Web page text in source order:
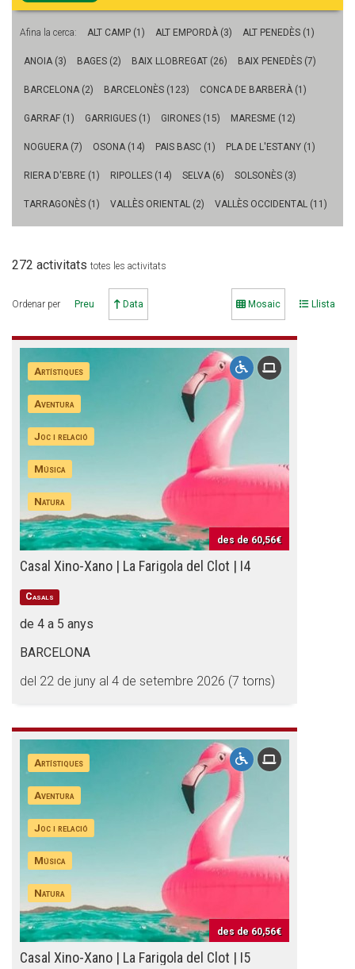
Afina la cerca: ALT CAMP (1) ALT EMPORDÀ (3) ALT PENEDÈS (1)
ANOIA (3) BAGES (2) BAIX LLOBREGAT (26) BAIX PENEDÈS (7)
BARCELONA (2) BARCELONÈS (123) CONCA DE BARBERÀ (1)
GARRAF (1) GARRIGUES (1) GIRONES (15) MARESME (12)
NOGUERA (7) OSONA (14) PAIS BASC (1) PLA DE L'ESTANY (1)
RIERA D'EBRE (1) RIPOLLES (14) SELVA (6) SOLSONÈS (3)
TARRAGONÈS (1) VALLÈS ORIENTAL (2) VALLÈS OCCIDENTAL (11)
272 activitats totes les activitats
Ordenar per Preu Data Mosaic Llista
Artístiques
Aventura
Joc i relació
Música
Natura
des de 60,56€
Casal Xino-Xano | La Farigola del Clot | I4
Casals
de 4 a 5 anys
BARCELONA
del 22 de juny al 4 de setembre 2026 (7 torns)
Artístiques
Aventura
Joc i relació
Música
Natura
des de 60,56€
Casal Xino-Xano | La Farigola del Clot | I5
SUPORT TERCER SECTOR
Missió i valors
Els comptes clars
Memòria d'activitats
Proposta educativa
Notícies
Butlletins
Diari de la Fundació
Fundesplai als mitjans
Xarxes socials
COL·LABORA
Fes voluntariat
Fes un donatiu
Treballa amb nosaltres